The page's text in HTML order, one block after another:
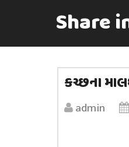
Share
કચ્છના
admin